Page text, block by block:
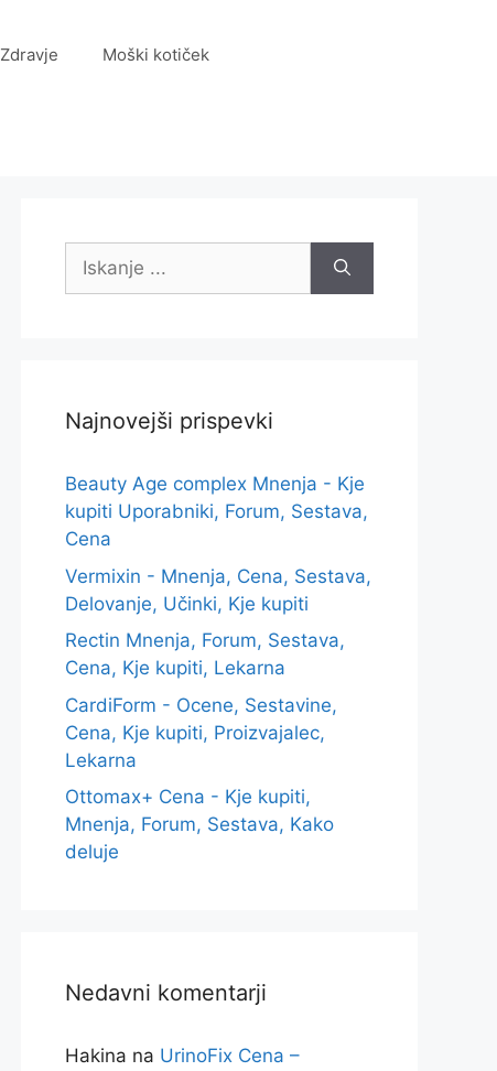
Zdravje Moški kotiček
Iskanje:
Najnovejši prispevki
Beauty Age complex Mnenja - Kje
kupiti Uporabniki, Forum, Sestava,
Cena
Vermixin - Mnenja, Cena, Sestava,
Delovanje, Učinki, Kje kupiti
Rectin Mnenja, Forum, Sestava,
Cena, Kje kupiti, Lekarna
CardiForm - Ocene, Sestavine,
Cena, Kje kupiti, Proizvajalec,
Lekarna
Ottomax+ Cena - Kje kupiti,
Mnenja, Forum, Sestava, Kako
deluje
Nedavni komentarji
Hakina na UrinoFix Cena –